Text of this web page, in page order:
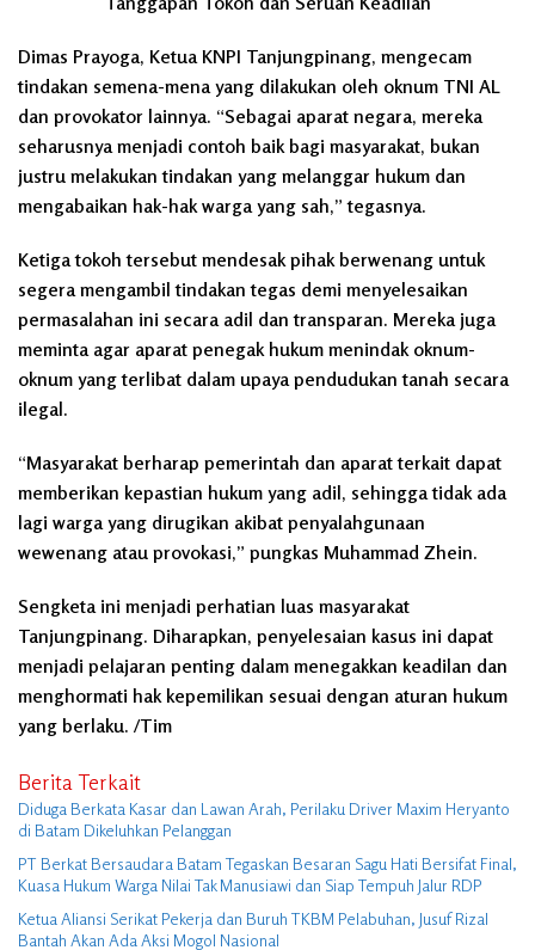
Dimas Prayoga, Ketua KNPI Tanjungpinang, mengecam
tindakan semena-mena yang dilakukan oleh oknum TNI AL
dan provokator lainnya. “Sebagai aparat negara, mereka
seharusnya menjadi contoh baik bagi masyarakat, bukan
justru melakukan tindakan yang melanggar hukum dan
mengabaikan hak-hak warga yang sah,” tegasnya.
Ketiga tokoh tersebut mendesak pihak berwenang untuk
segera mengambil tindakan tegas demi menyelesaikan
permasalahan ini secara adil dan transparan. Mereka juga
meminta agar aparat penegak hukum menindak oknum-
oknum yang terlibat dalam upaya pendudukan tanah secara
ilegal.
“Masyarakat berharap pemerintah dan aparat terkait dapat
memberikan kepastian hukum yang adil, sehingga tidak ada
lagi warga yang dirugikan akibat penyalahgunaan
wewenang atau provokasi,” pungkas Muhammad Zhein.
Sengketa ini menjadi perhatian luas masyarakat
Tanjungpinang. Diharapkan, penyelesaian kasus ini dapat
menjadi pelajaran penting dalam menegakkan keadilan dan
menghormati hak kepemilikan sesuai dengan aturan hukum
yang berlaku. /Tim
Berita Terkait
Diduga Berkata Kasar dan Lawan Arah, Perilaku Driver Maxim Heryanto
di Batam Dikeluhkan Pelanggan
PT Berkat Bersaudara Batam Tegaskan Besaran Sagu Hati Bersifat Final,
Kuasa Hukum Warga Nilai Tak Manusiawi dan Siap Tempuh Jalur RDP
Ketua Aliansi Serikat Pekerja dan Buruh TKBM Pelabuhan, Jusuf Rizal
Bantah Akan Ada Aksi Mogol Nasional